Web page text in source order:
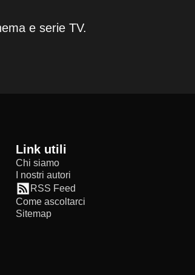
e serie TV.
Link utili
Chi siamo
I nostri autori
RSS Feed
Come ascoltarci
Sitemap